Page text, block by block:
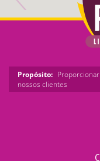
Propósito:
nossos clientes